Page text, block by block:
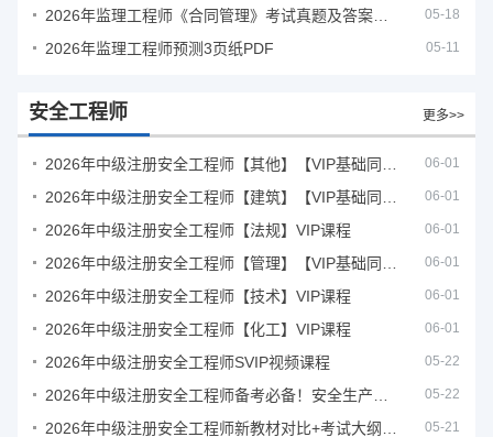
05-18
2026年监理工程师预测3页纸PDF 05-11
安全工程师 更多>>
06-01
06-01
2026年中级注册安全工程师【法规】VIP课程 06-01
06-01
2026年中级注册安全工程师【技术】VIP课程 06-01
2026年中级注册安全工程师【化工】VIP课程 06-01
2026年中级注册安全工程师SVIP视频课程 05-22
05-22
05-21